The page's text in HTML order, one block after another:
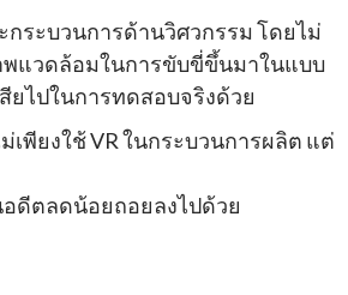
ระบวนการด้านวิศวกรรม โดยไม่
พแวดล้อมในการขับขี่ขึ้นมาในแบบ
ยไปในการทดสอบจริงด้วย
พียงใช้ VR ในกระบวนการผลิต แต่
ดีตลดน้อยถอยลงไปด้วย